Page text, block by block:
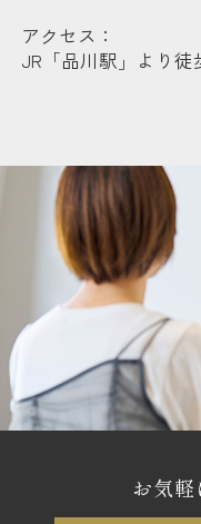
アクセス：
JR「品川駅」より徒
お気